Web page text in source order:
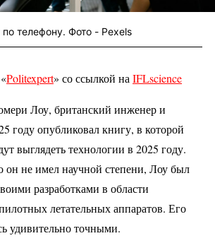
по телефону. Фото - Pexels
Politexpert» со ссылкой на IFLscience
Лоу, британский инженер и
году опубликовал книгу, в которой
выглядеть технологии в 2025 году.
он не имел научной степени, Лоу был
разработками в области
летательных аппаратов. Его
удивительно точными.